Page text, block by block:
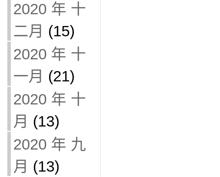
2020 年 十
二月 (15)
2020 年 十
一月 (21)
2020 年 十
月 (13)
2020 年 九
月 (13)